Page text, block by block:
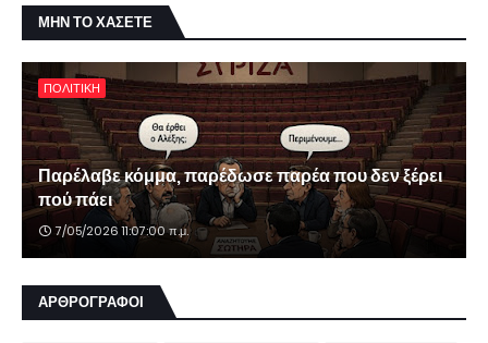
ΜΗΝ ΤΟ ΧΑΣΕΤΕ
ΠΟΛΙΤΙΚΗ
Παρέλαβε κόμμα, παρέδωσε παρέα που δεν ξέρει
πού πάει
7/05/2026 11:07:00 π.μ.
ΑΡΘΡΟΓΡΑΦΟΙ